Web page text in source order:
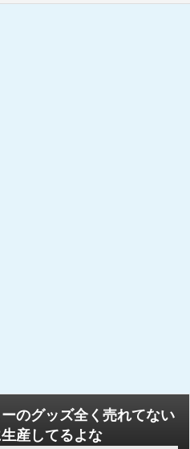
のグッズ全く売れてない
産してるよな